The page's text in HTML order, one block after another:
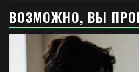
ВОЗМОЖНО, ВЫ